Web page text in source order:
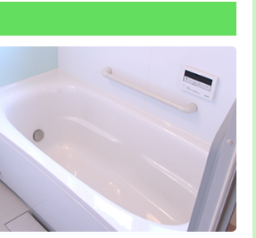
超え
33,000円
8,800円
処理・清掃・修
など（軽作業）
処理・清掃・修
22,000円